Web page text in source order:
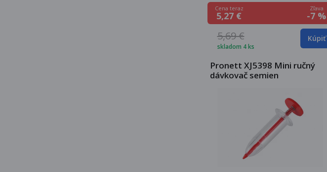
Cena teraz
5,27 €
Zľava
-7 %
5,69 €
skladom 4 ks
Kúpiť
Pronett XJ5398 Mini ručný
dávkovač semien